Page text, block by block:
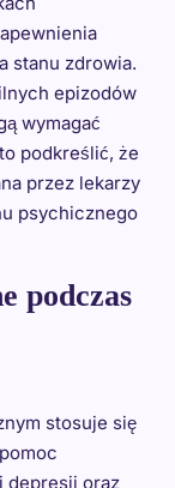
stanu zdrowia.
epizodów
wymagać
podkreślić, że
przez lekarzy
psychicznego
podczas
stosuje się
depresji oraz